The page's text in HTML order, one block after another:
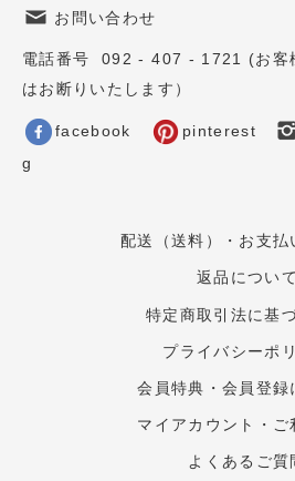
お問い合わせ
電話番号 092 - 407 - 1721 (お客
はお断りいたします）
facebook pinterest
g
配送（送料）・お支払
返品について
特定商取引法に基
プライバシーポ
会員特典・会員登録
マイアカウント・ご
よくあるご質